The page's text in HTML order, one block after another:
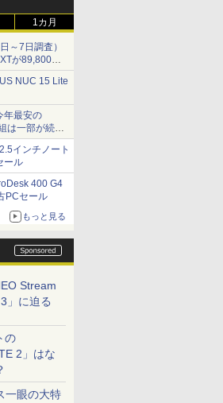
1カ月
～7日調査）
が89,800
型モニターが
か NUC 15 Lite
年最安の
は一部が続騰
インチノート
ール
400 G4
PCセール
もっと見る
Stream
」に迫る
の
2」はな
一眼の大特